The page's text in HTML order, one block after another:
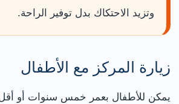
وتزيد الاحتكاك بدل توفير الراحة.
زيارة المركز مع الأطفال
يمكن للأطفال بعمر خمس سنوات أو أقل